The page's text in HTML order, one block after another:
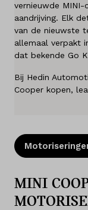
Diensten
Over ons
Kennis &
vernieuwde
aandrijving. Elk
van de nieuwste
allemaal verpakt
dat bekende Go
Bij Hedin
Cooper kopen,
MINI